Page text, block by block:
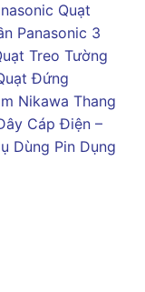
Quạt
Panasonic 3
Treo Tường
Đứng
Nikawa Thang
Cáp Điện –
Dùng Pin Dụng